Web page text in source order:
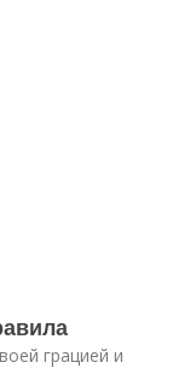
грацией и